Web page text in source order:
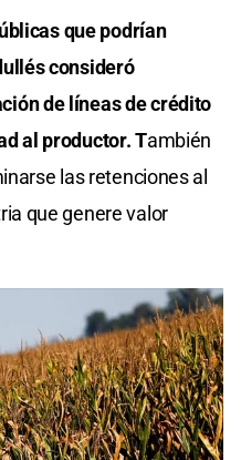
que podrían
consideró
de líneas de crédito
al productor. También
las retenciones al
que genere valor